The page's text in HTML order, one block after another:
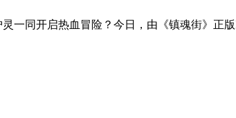
一同开启热血冒险？今日，由《镇魂街》正